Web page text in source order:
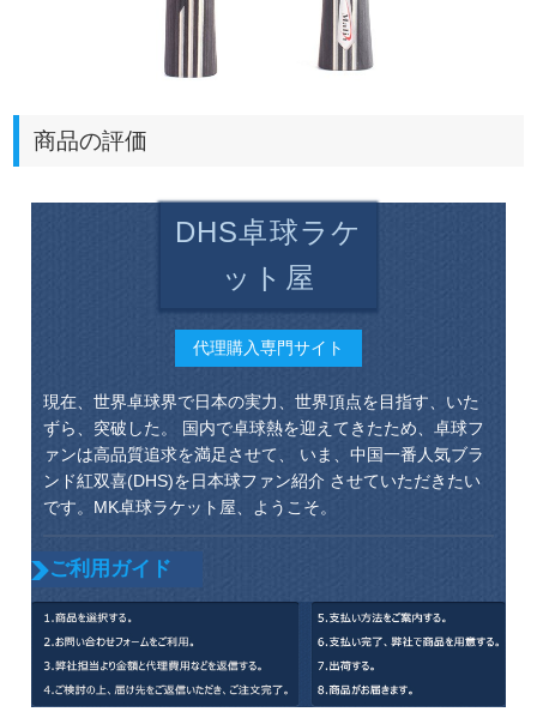
商品の評価
DHS卓球ラケ
ット屋
代理購入専門サイト
現在、世界卓球界で日本の実力、世界頂点を目指す、いた
ずら、突破した。 国内で卓球熱を迎えてきたため、卓球フ
ァンは高品質追求を満足させて、 いま、中国一番人気ブラ
ンド紅双喜(DHS)を日本球ファン紹介 させていただきたい
です。MK卓球ラケット屋、ようこそ。
ご利用ガイド